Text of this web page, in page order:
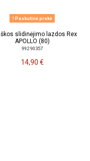
Paskutinė prekė
slidinėjimo lazdos Rex
APOLLO (80)
992 90357
14,90 €